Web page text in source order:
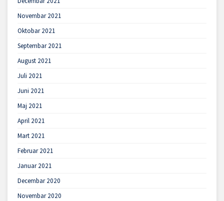
Novembar 2021
Oktobar 2021
Septembar 2021
August 2021
Juli 2021
Juni 2021
Maj 2021
April 2021
Mart 2021
Februar 2021
Januar 2021
Decembar 2020
Novembar 2020